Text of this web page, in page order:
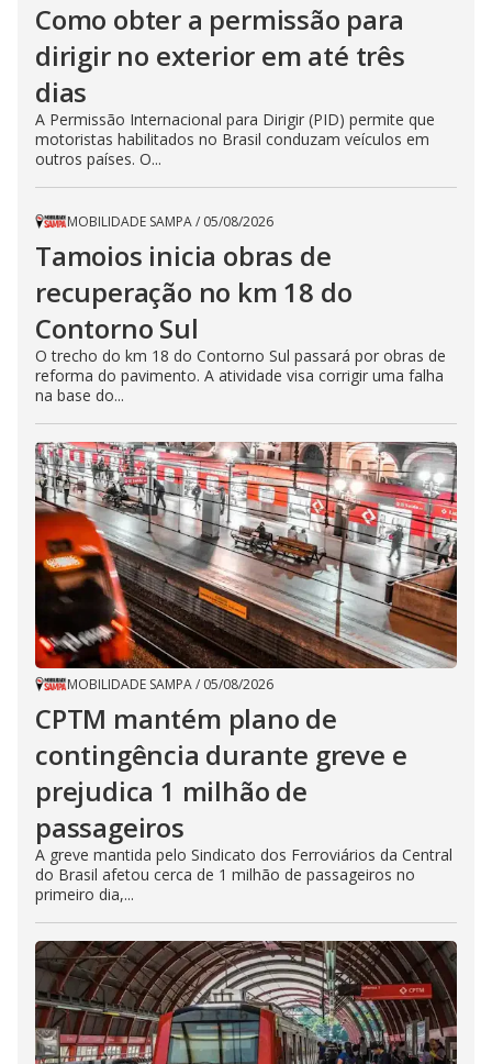
Como obter a permissão para
dirigir no exterior em até três
dias
A Permissão Internacional para Dirigir (PID) permite que
motoristas habilitados no Brasil conduzam veículos em
outros países. O...
MOBILIDADE SAMPA/ 05/08/2026
Tamoios inicia obras de
recuperação no km 18 do
Contorno Sul
O trecho do km 18 do Contorno Sul passará por obras de
reforma do pavimento. A atividade visa corrigir uma falha
na base do...
MOBILIDADE SAMPA/ 05/08/2026
CPTM mantém plano de
contingência durante greve e
prejudica 1 milhão de
passageiros
A greve mantida pelo Sindicato dos Ferroviários da Central
do Brasil afetou cerca de 1 milhão de passageiros no
primeiro dia,...